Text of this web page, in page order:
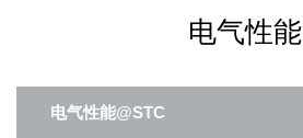
电气性能
电气性能@STC